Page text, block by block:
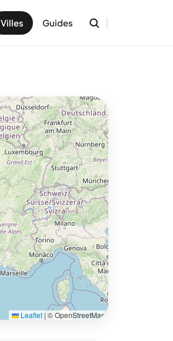
Villes Guides
Leaflet | © OpenStreetMap